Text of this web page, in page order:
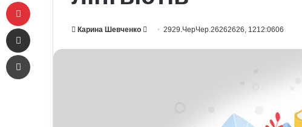
Карина Шевченко
Send2929.ЧерЧер.26262626, 1212:0606
Печать